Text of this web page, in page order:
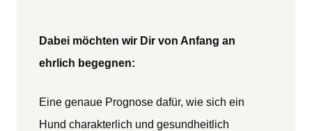
Dabei möchten wir Dir von Anfang an
ehrlich begegnen:
Eine genaue Prognose dafür, wie sich ein
Hund charakterlich und gesundheitlich